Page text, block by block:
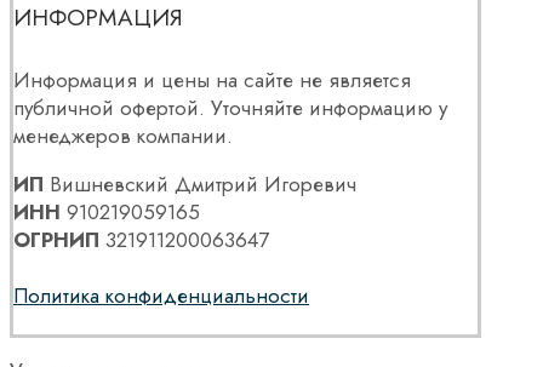
ИНФОРМАЦИЯ
Информация и цены на сайте не является
публичной офертой. Уточняйте информацию у
менеджеров компании.
ИП Вишневский Дмитрий Игоревич
ИНН 910219059165
ОГРНИП 321911200063647
Политика конфиденциальности